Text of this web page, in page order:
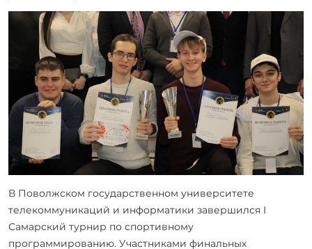
В Поволжском государственном университете
телекоммуникаций и информатики завершился I
Самарский турнир по спортивному
программированию. Участниками финальных